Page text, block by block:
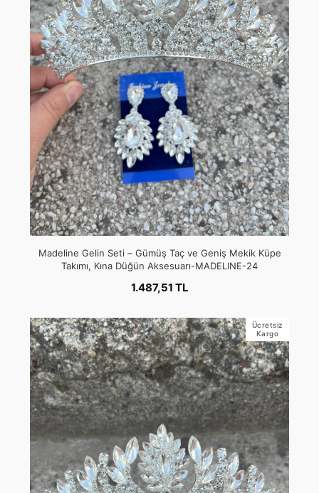
Madeline Gelin Seti – Gümüş Taç ve Geniş Mekik Küpe
Takımı, Kına Düğün Aksesuarı-MADELINE-24
1.487,51 TL
Ücretsiz
Kargo